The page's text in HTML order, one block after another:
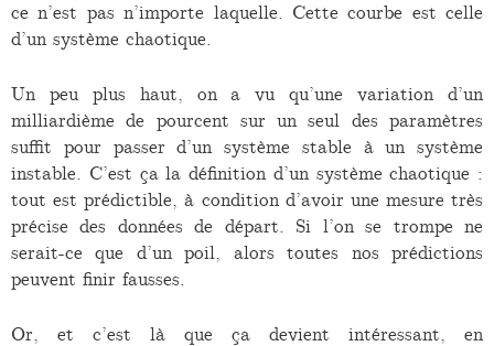
ce n’est pas n’importe laquelle. Cette courbe est celle
d’un système chaotique.
Un peu plus haut, on a vu qu’une variation d’un
milliardième de pourcent sur un seul des paramètres
suffit pour passer d’un système stable à un système
instable. C’est ça la définition d’un système chaotique :
tout est prédictible, à condition d’avoir une mesure très
précise des données de départ. Si l’on se trompe ne
serait-ce que d’un poil, alors toutes nos prédictions
peuvent finir fausses.
Or, et c’est là que ça devient intéressant, en